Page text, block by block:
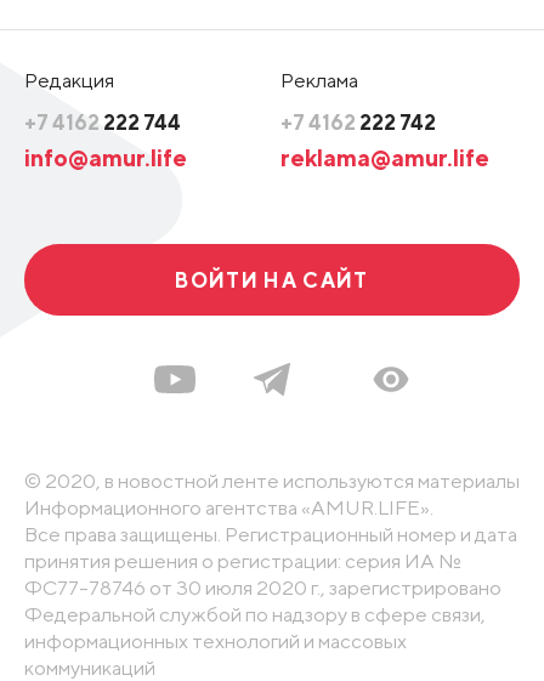
Редакция
+7 4162 222 744
info@amur.life
Реклама
+7 4162 222 742
reklama@amur.life
ВОЙТИ НА САЙТ
© 2020, в новостной ленте используются материалы
Информационного агентства «AMUR.LIFE».
Все права защищены. Регистрационный номер и дата
принятия решения о регистрации: серия ИА №
ФС77-78746 от 30 июля 2020 г., зарегистрировано
Федеральной службой по надзору в сфере связи,
информационных технологий и массовых
коммуникаций